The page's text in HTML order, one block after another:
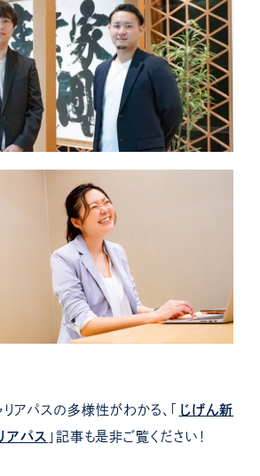
アパスの多様性がわかる、「
じげん新
アパス 」記事も是非ご覧ください！